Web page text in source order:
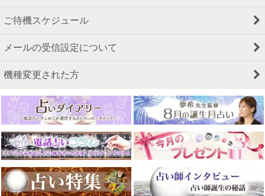
ご待機スケジュール
メールの受信設定について
機種変更された方